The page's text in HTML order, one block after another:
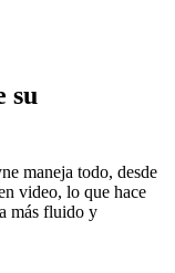
su
maneja todo, desde
video, lo que hace
más fluido y